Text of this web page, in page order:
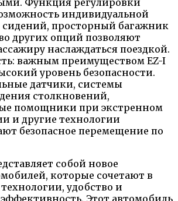
Функция регулировки
индивидуальной
просторный багажник
других опций позволяют
наслаждаться поездкой.
важным преимуществом EZ-I
уровень безопасности.
датчики, системы
столкновений,
помощники при экстренном
и другие технологии
безопасное перемещение по
собой новое
которые сочетают в
удобство и